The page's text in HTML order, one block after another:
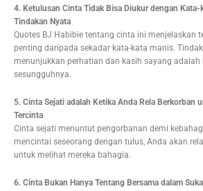
4. Ketulusan Cinta Tidak Bisa Diukur dengan Kata-
Tindakan Nyata
Quotes BJ Habibie tentang cinta ini menjelaskan
penting daripada sekadar kata-kata manis.
menunjukkan perhatian dan kasih sayang adalah
sesungguhnya.
5. Cinta Sejati adalah Ketika Anda Rela Berkorban
Tercinta
Cinta sejati menuntut pengorbanan demi
mencintai seseorang dengan tulus, Anda akan
untuk melihat mereka bahagia.
6. Cinta Bukan Hanya Tentang Bersama dalam